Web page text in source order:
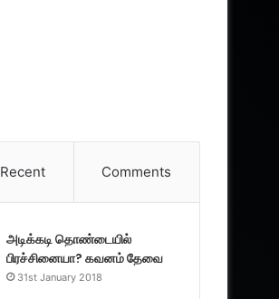
Recent Comments
அடிக்கடி தொண்டையில்
பிரச்சினையா? கவனம் தேவை
31st January 2018